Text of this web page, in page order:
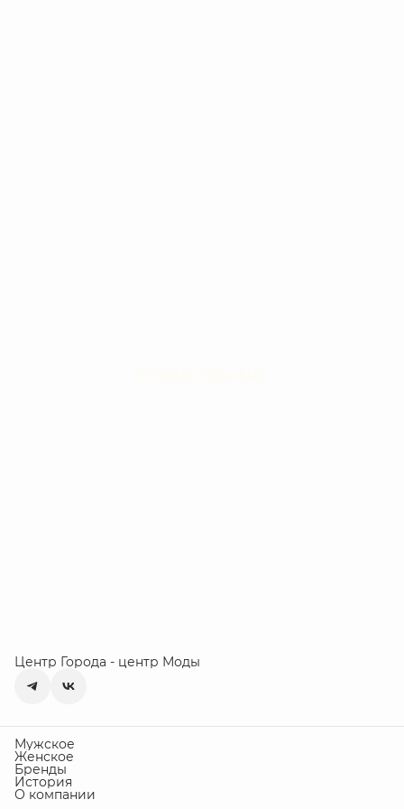
Центр Города - центр Моды
Мужское
Женское
Бренды
История
О компании